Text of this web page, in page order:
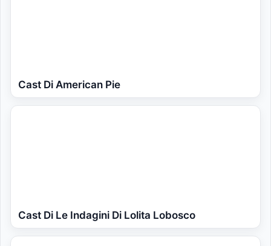
Cast Di American Pie
Cast Di Le Indagini Di Lolita Lobosco